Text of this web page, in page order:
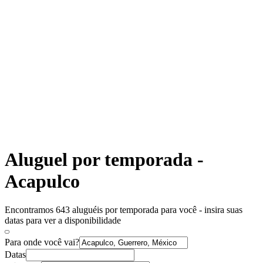
Aluguel por temporada -
Acapulco
Encontramos 643 aluguéis por temporada para você - insira suas
datas para ver a disponibilidade
Para onde você vai?
Datas